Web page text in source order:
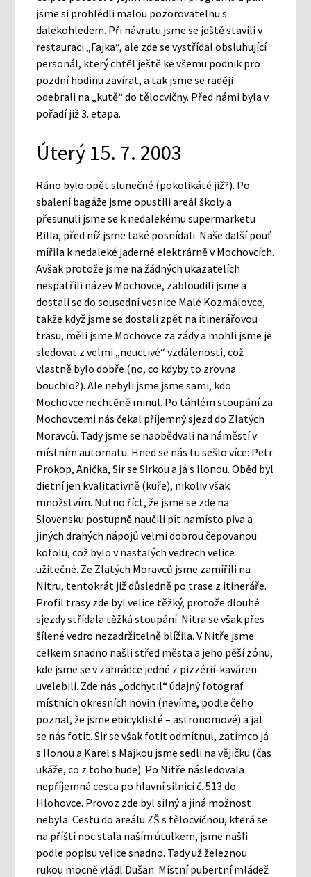
jsme si prohlédli malou pozorovatelnu s
dalekohledem. Při návratu jsme se ještě stavili v
restauraci „Fajka“, ale zde se vystřídal obsluhující
personál, který chtěl ještě ke všemu podnik pro
pozdní hodinu zavírat, a tak jsme se raději
odebrali na „kutě“ do tělocvičny. Před námi byla v
pořadí již 3. etapa.
Úterý 15. 7. 2003
Ráno bylo opět slunečné (pokolikáté již?). Po
sbalení bagáže jsme opustili areál školy a
přesunuli jsme se k nedalekému supermarketu
Billa, před níž jsme také posnídali. Naše další pouť
mířila k nedaleké jaderné elektrárně v Mochovcích.
Avšak protože jsme na žádných ukazatelích
nespatřili název Mochovce, zabloudili jsme a
dostali se do sousední vesnice Malé Kozmálovce,
takže když jsme se dostali zpět na itinerářovou
trasu, měli jsme Mochovce za zády a mohli jsme je
sledovat z velmi „neuctivé“ vzdálenosti, což
vlastně bylo dobře (no, co kdyby to zrovna
bouchlo?). Ale nebyli jsme jsme sami, kdo
Mochovce nechtěně minul. Po táhlém stoupání za
Mochovcemi nás čekal příjemný sjezd do Zlatých
Moravců. Tady jsme se naobědvali na náměstí v
místním automatu. Hned se nás tu sešlo více: Petr
Prokop, Anička, Sir se Sirkou a já s Ilonou. Oběd byl
dietní jen kvalitativně (kuře), nikoliv však
množstvím. Nutno říct, že jsme se zde na
Slovensku postupně naučili pít namísto piva a
jiných drahých nápojů velmi dobrou čepovanou
kofolu, což bylo v nastalých vedrech velice
užitečné. Ze Zlatých Moravců jsme zamířili na
Nitru, tentokrát již důsledně po trase z itineráře.
Profil trasy zde byl velice těžký, protože dlouhé
sjezdy střídala těžká stoupání. Nitra se však přes
šílené vedro nezadržitelně blížila. V Nitře jsme
celkem snadno našli střed města a jeho pěší zónu,
kde jsme se v zahrádce jedné z pizzérií-kaváren
uvelebili. Zde nás „odchytil“ údajný fotograf
místních okresních novin (nevíme, podle čeho
poznal, že jsme ebicyklisté – astronomové) a jal
se nás fotit. Sir se však fotit odmítnul, zatímco já
s Ilonou a Karel s Majkou jsme sedli na vějičku (čas
ukáže, co z toho bude). Po Nitře následovala
nepříjemná cesta po hlavní silnici č. 513 do
Hlohovce. Provoz zde byl silný a jiná možnost
nebyla. Cestu do areálu ZŠ s tělocvičnou, která se
na příští noc stala naším útulkem, jsme našli
podle popisu velice snadno. Tady už železnou
rukou mocně vládl Dušan. Místní pubertní mládež